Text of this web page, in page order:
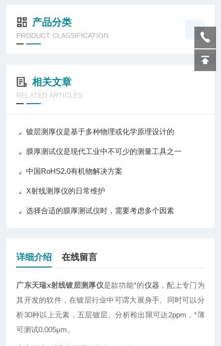
产品分类
PRODUCT CLASSIFICATION
相关文章
RELATED ARTICLES
镀层测厚仪是基于多种物理或化学原理设计的
膜厚测试仪是现代工业中不可少的测量工具之一
中国RoHS2.0有机物解决方案
X射线测厚仪的日常维护
选择合适的膜厚测试仪时，需要考虑多个因素
详细介绍 在线留言
广东天瑞x射线镀层测厚仪是款功能*的仪器 ，配上专门为
其开发的软件，在镀层行业中可谓大展身手。同时可以分
析30种以上元素，五层镀层。分析检出限可达2ppm，*薄
可测试0.005μm。